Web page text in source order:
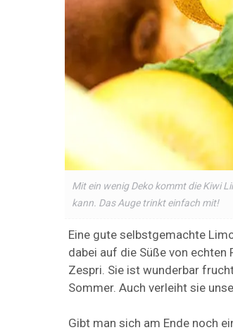
Mit ein wenig Deko kommt die Kiwi
kann. Das Auge trinkt einfach mit!
Eine gute selbstgemachte
dabei auf die Süße von
Zespri. Sie ist wunderbar
Sommer. Auch verleiht sie
Gibt man sich am Ende noch